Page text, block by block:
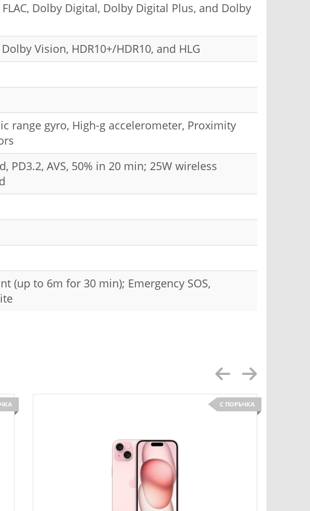
FLAC, Dolby Digital, Dolby Digital Plus, and Dolby
Vision, HDR10+/HDR10, and HLG
range gyro, High-g accelerometer, Proximity
PD3.2, AVS, 50% in 20 min; 25W wireless
(up to 6m for 30 min); Emergency SOS,
С ПОРЪЧКА